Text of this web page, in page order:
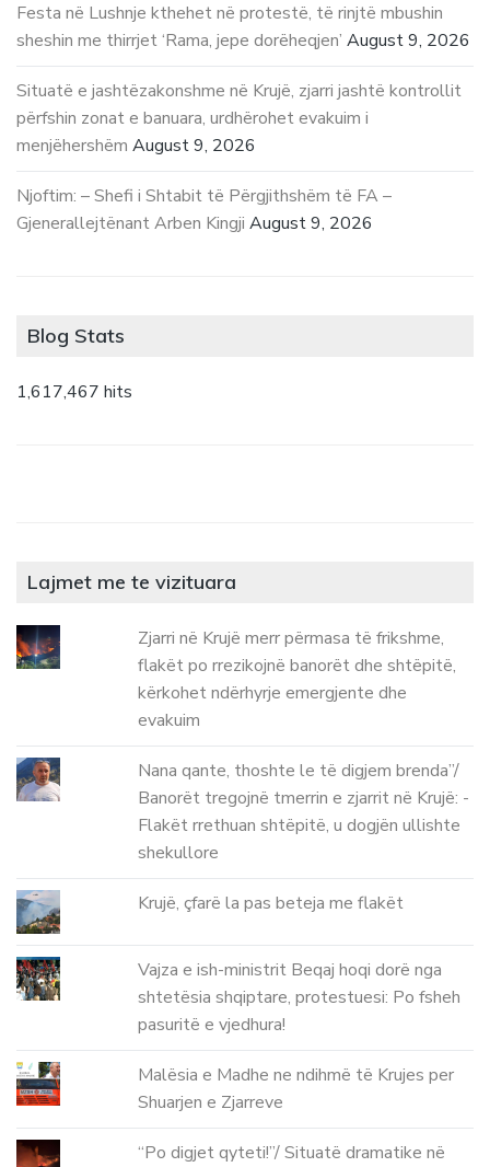
Festa në Lushnje kthehet në protestë, të rinjtë mbushin
sheshin me thirrjet ‘Rama, jepe dorëheqjen’ August 9, 2026
Situatë e jashtëzakonshme në Krujë, zjarri jashtë kontrollit
përfshin zonat e banuara, urdhërohet evakuim i
menjëhershëm August 9, 2026
Njoftim: – Shefi i Shtabit të Përgjithshëm të FA –
Gjenerallejtënant Arben Kingji August 9, 2026
Blog Stats
1,617,467 hits
Lajmet me te vizituara
Zjarri në Krujë merr përmasa të frikshme,
flakët po rrezikojnë banorët dhe shtëpitë,
kërkohet ndërhyrje emergjente dhe
evakuim
Nana qante, thoshte le të digjem brenda”/
Banorët tregojnë tmerrin e zjarrit në Krujë: -
Flakët rrethuan shtëpitë, u dogjën ullishte
shekullore
Krujë, çfarë la pas beteja me flakët
Vajza e ish-ministrit Beqaj hoqi dorë nga
shtetësia shqiptare, protestuesi: Po fsheh
pasuritë e vjedhura!
Malësia e Madhe ne ndihmë të Krujes per
Shuarjen e Zjarreve
“Po digjet qyteti!”/ Situatë dramatike në